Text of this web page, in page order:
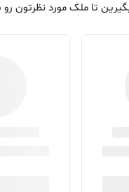
تا ملک مورد نظرتون رو